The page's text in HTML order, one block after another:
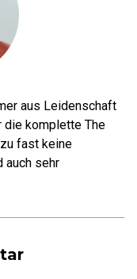
aus Leidenschaft
die komplette The
fast keine
auch sehr